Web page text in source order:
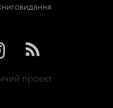
проект